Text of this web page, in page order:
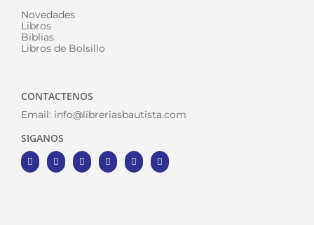
Novedades
Libros
Biblias
Libros de Bolsillo
CONTACTENOS
Email: info@libreriasbautista.com
SIGANOS